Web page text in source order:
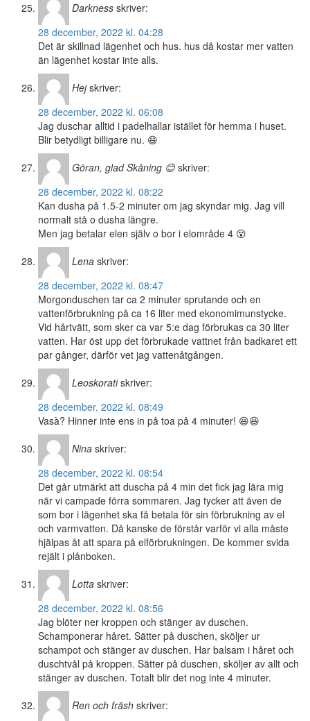
Darkness skriver:
28 december, 2022 kl. 04:28
Det är skillnad lägenhet och hus. hus då kostar mer vatten
än lägenhet kostar inte alls.
Hej skriver:
28 december, 2022 kl. 06:08
Jag duschar alltid i padelhallar istället för hemma i huset.
Blir betydligt billigare nu. 😄
Göran, glad Skåning 😊 skriver:
28 december, 2022 kl. 08:22
Kan dusha på 1.5-2 minuter om jag skyndar mig. Jag vill
normalt stå o dusha längre.
Men jag betalar elen själv o bor i elområde 4 😵
Lena skriver:
28 december, 2022 kl. 08:47
Morgonduschen tar ca 2 minuter sprutande och en
vattenförbrukning på ca 16 liter med ekonomimunstycke.
Vid hårtvätt, som sker ca var 5:e dag förbrukas ca 30 liter
vatten. Har öst upp det förbrukade vattnet från badkaret ett
par gånger, därför vet jag vattenåtgången.
Leoskorati skriver:
28 december, 2022 kl. 08:49
Vasà? Hinner inte ens in på toa på 4 minuter! 😆😆
Nina skriver:
28 december, 2022 kl. 08:54
Det går utmärkt att duscha på 4 min det fick jag lära mig
när vi campade förra sommaren. Jag tycker att även de
som bor i lägenhet ska få betala för sin förbrukning av el
och varmvatten. Då kanske de förstår varför vi alla måste
hjälpas åt att spara på elförbrukningen. De kommer svida
rejält i plånboken.
Lotta skriver:
28 december, 2022 kl. 08:56
Jag blöter ner kroppen och stänger av duschen.
Schamponerar håret. Sätter på duschen, sköljer ur
schampot och stänger av duschen. Har balsam i håret och
duschtvål på kroppen. Sätter på duschen, sköljer av allt och
stänger av duschen. Totalt blir det nog inte 4 minuter.
Ren och fräsh skriver: